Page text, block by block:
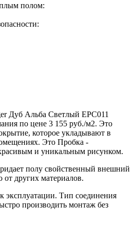
полом:
Дуб Альба Светлый EPC011
по цене 3 155 руб./м2. Это
которое укладывают в
Это Пробка -
и уникальным рисунком.
полу свойственный внешний
от других материалов.
эксплуатации. Тип соединения
производить монтаж без